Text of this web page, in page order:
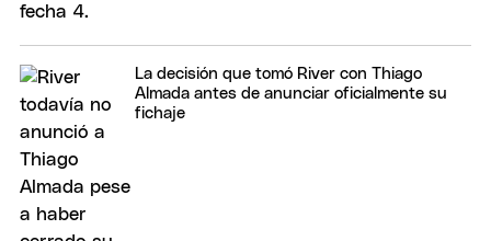
La decisión que tomó River con Thiago
Almada antes de anunciar oficialmente su
fichaje